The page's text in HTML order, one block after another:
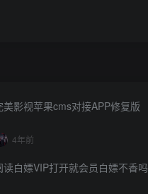
美影视苹果cms对接APP修复版
4年前
读白嫖VIP打开就会员白嫖不香吗